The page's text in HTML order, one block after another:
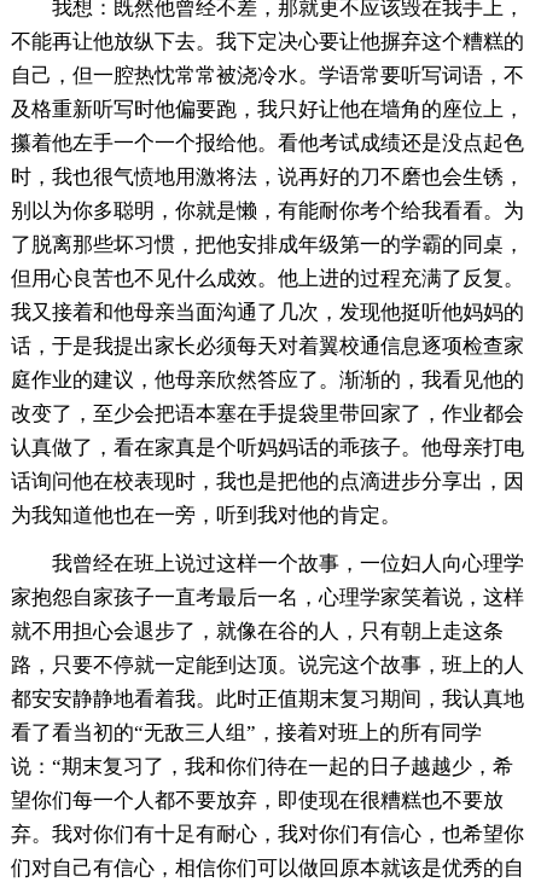
我想：既然他曾经不差，那就更不应该毁在我手上，
不能再让他放纵下去。我下定决心要让他摒弃这个糟糕的
自己，但一腔热忱常常被浇冷水。学语常要听写词语，不
及格重新听写时他偏要跑，我只好让他在墙角的座位上，
攥着他左手一个一个报给他。看他考试成绩还是没点起色
时，我也很气愤地用激将法，说再好的刀不磨也会生锈，
别以为你多聪明，你就是懒，有能耐你考个给我看看。为
了脱离那些坏习惯，把他安排成年级第一的学霸的同桌，
但用心良苦也不见什么成效。他上进的过程充满了反复。
我又接着和他母亲当面沟通了几次，发现他挺听他妈妈的
话，于是我提出家长必须每天对着翼校通信息逐项检查家
庭作业的建议，他母亲欣然答应了。渐渐的，我看见他的
改变了，至少会把语本塞在手提袋里带回家了，作业都会
认真做了，看在家真是个听妈妈话的乖孩子。他母亲打电
话询问他在校表现时，我也是把他的点滴进步分享出，因
为我知道他也在一旁，听到我对他的肯定。
我曾经在班上说过这样一个故事，一位妇人向心理学
家抱怨自家孩子一直考最后一名，心理学家笑着说，这样
就不用担心会退步了，就像在谷的人，只有朝上走这条
路，只要不停就一定能到达顶。说完这个故事，班上的人
都安安静静地看着我。此时正值期末复习期间，我认真地
看了看当初的“无敌三人组”，接着对班上的所有同学
说：“期末复习了，我和你们待在一起的日子越越少，希
望你们每一个人都不要放弃，即使现在很糟糕也不要放
弃。我对你们有十足有耐心，我对你们有信心，也希望你
们对自己有信心，相信你们可以做回原本就该是优秀的自